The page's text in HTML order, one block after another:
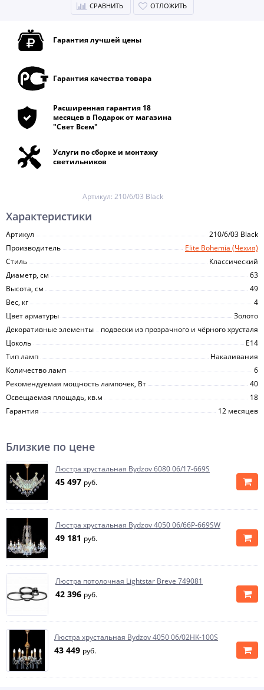
СРАВНИТЬ ОТЛОЖИТЬ
Гарантия лучшей цены
Гарантия качества товара
Расширенная гарантия 18
месяцев в Подарок от магазина
"Свет Всем"
Услуги по сборке и монтажу
светильников
Артикул: 210/6/03 Black
Характеристики
Артикул
210/6/03 Black
Производитель
Elite Bohemia (Чехия)
Стиль
Классический
Диаметр, см
63
Высота, см
49
Вес, кг
4
Цвет арматуры
Золото
Декоративные элементы
подвески из прозрачного и чёрного хрусталя
Цоколь
E14
Тип ламп
Накаливания
Количество ламп
6
Рекомендуемая мощность лампочек, Вт
40
Освещаемая площадь, кв.м
18
Гарантия
12 месяцев
Близкие по цене
Люстра хрустальная Bydzov 6080 06/17-669S
45 497 руб.
Люстра хрустальная Bydzov 4050 06/66P-669SW
49 181 руб.
Люстра потолочная Lightstar Breve 749081
42 396 руб.
Люстра хрустальная Bydzov 4050 06/02HK-100S
43 449 руб.